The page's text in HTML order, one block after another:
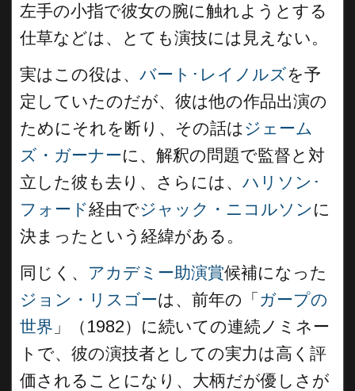
左手の小指で彼女の腕に触れようとする
仕草などは、とても演技には見えない。
実はこの役は、 バート･レイノルズを予
定していたのだが、彼は他の作品出演の
ためにそれを断り、その話は ジェーム
ズ・ガーナーに、解釈の問題で監督と対
立した彼も去り、さらには、 ハリソン･
フォード経由でジャック・ニコルソン に
決まったという経緯がある。
同じく、 アカデミー助演賞候補になった
ジョン・リスゴーは、前年の「 ガープの
世界 」（1982）に続いての連続ノミネー
トで、彼の演技者としての実力は高く評
価されることになり、大柄だが優しさが